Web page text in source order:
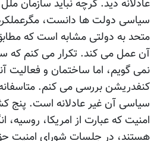
عادلانه دید. گرچه نباید سازمان
سیاسی دولت ها دانست،
متحد به دولتی مشابه است که
آن عمل می کند. تکرار می کنم که
نمی گویم، اما ساختمان و فعالیت
کنفدریشن بررسی می کنم.
سیاسی آن غیر عادلانه است. پنج
امنیت که عبارت از امریکا، روسیه،
هستند، در جلسات شورای امنیت